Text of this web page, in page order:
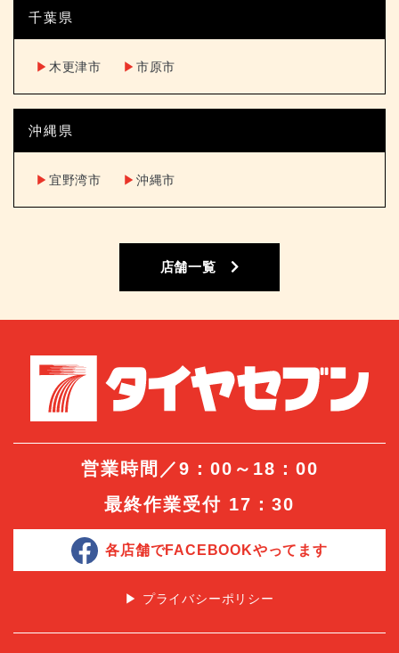
千葉県
▶︎ 木更津市 ▶︎ 市原市
沖縄県
▶︎ 宜野湾市 ▶︎ 沖縄市
店舗一覧
営業時間／9：00～18：00
最終作業受付 17：30
各店舗でFACEBOOKやってます
▶︎ プライバシーポリシー